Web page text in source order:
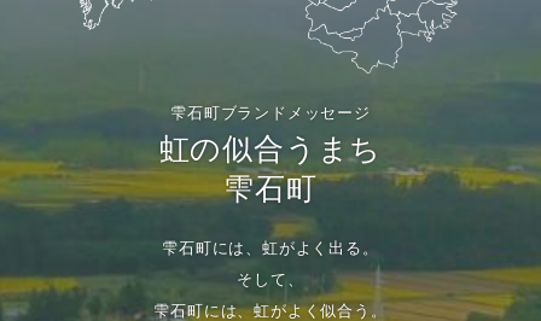
雫石町ブランドメッセージ
虹の似合うまち
雫石町
雫石町には、虹がよく出る。
そして、
雫石町には、虹がよく似合う。